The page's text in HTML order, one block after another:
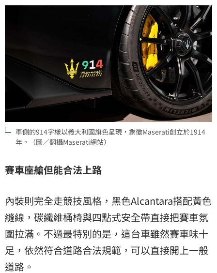
車側的914字樣以義大利國旗色呈現，象徵Maserati創立於1914
年。（圖／翻攝Maserati網站）
賽車座艙但能合法上路
內裝則完全走競技風格，黑色Alcantara搭配黃色
縫線，碳纖維桶椅與四點式安全帶直接把賽車氛
圍拉滿。不過最特別的是，這台車雖然賽車味十
足，依然符合道路合法規範，可以直接開上一般
道路。